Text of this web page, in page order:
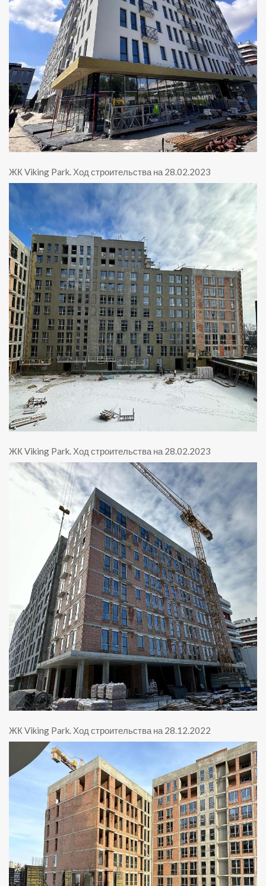
ЖК Viking Park. Ход строительства на 28.02.2023
ЖК Viking Park. Ход строительства на 28.02.2023
ЖК Viking Park. Ход строительства на 28.12.2022